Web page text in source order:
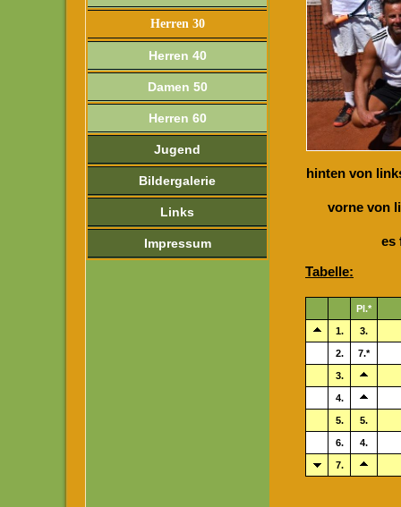
Herren 30
Herren 40
Damen 50
Herren 60
Jugend
Bildergalerie
Links
Impressum
hinten von
vorne von
es
Tabelle:
Pl.*
1. 3.
2. 7.*
3.
4.
5. 5.
6. 4.
7.